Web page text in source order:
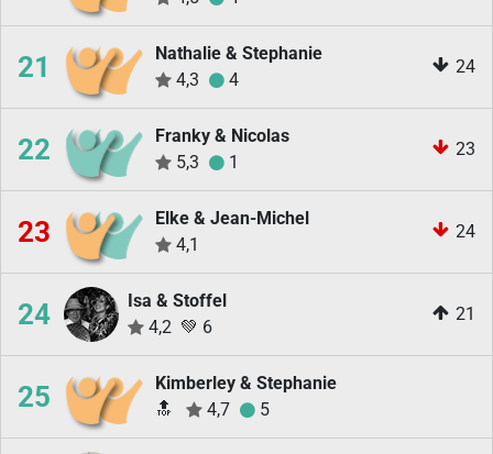
21
Nathalie & Stephanie
4,3
4
24
22
Franky & Nicolas
5,3
1
23
23
Elke & Jean-Michel
4,1
24
24
Isa & Stoffel
4,2 💚 6
21
25
Kimberley & Stephanie
🔝
4,7 5